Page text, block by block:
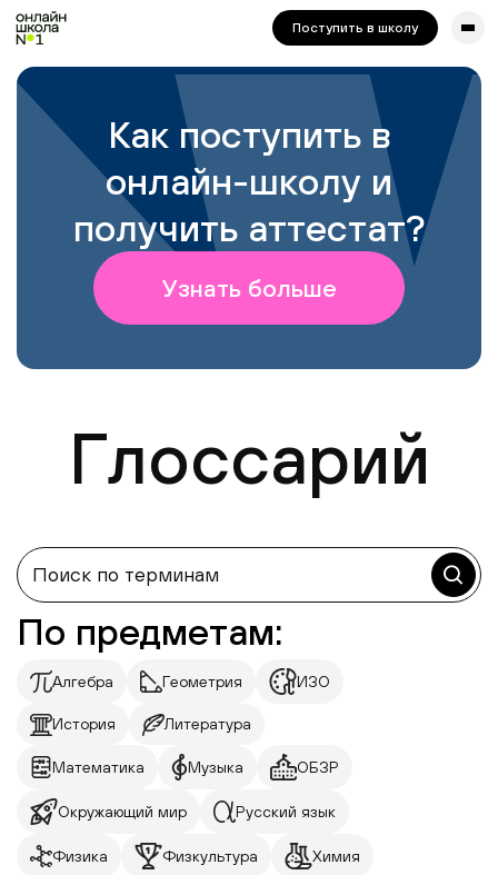
сайта. Для корректной работы попробуйте отключить VPN.
Поступить в школу
Как поступить в
онлайн-школу и
получить аттестат?
Узнать больше
Глоссарий
По предметам:
Алгебра Геометрия ИЗО
История Литература
Математика Музыка ОБЗР
Окружающий мир Русский язык
Физика Физкультура Химия